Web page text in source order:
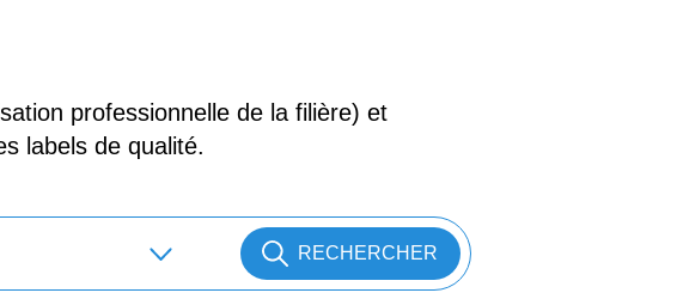
professionnelle de la filière) et
labels de qualité.
RECHERCHER